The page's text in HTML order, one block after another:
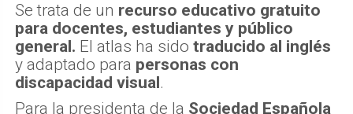
Se trata de un recurso educativo gratuito
para docentes, estudiantes y público
general. El atlas ha sido traducido al inglés
y adaptado para personas con
discapacidad visual .
Para la presidenta de la Sociedad Española